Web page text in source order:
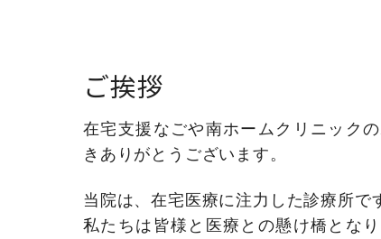
ご挨拶
在宅支援なごや南ホームクリニック
きありがとうございます。
当院は、在宅医療に注力した診療所で
私たちは皆様と医療との懸け橋とな